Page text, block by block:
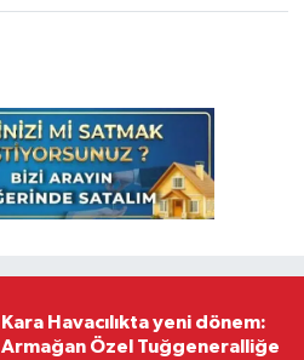
Kara Havacılıkta yeni dönem:
Armağan Özel Tuğgeneralliğe